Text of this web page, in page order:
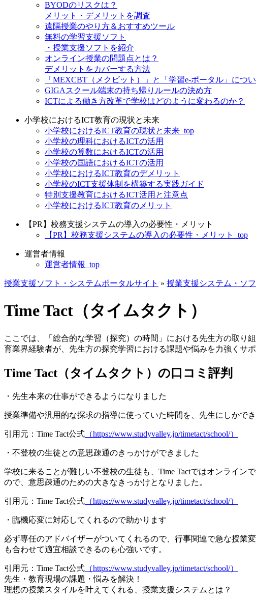
BYODのリスクは？
メリット・デメリットを調査
遠隔授業のやり方＆おすすめツール
無料の学習支援ソフト
・授業支援ソフトを紹介
オンライン授業の問題点とは？
デメリットをカバーする方法
「MEXCBT（メクビット）」と「学習e-ポータル」につ
GIGAスクール端末の持ち帰りルールの決め方
ICTによる働き方改革で学校はどのように変わるのか？
小学校におけるICT教育の現状と未来
小学校におけるICT教育の現状と未来_top
小学校の理科におけるICTの活用
小学校の算数におけるICTの活用
小学校の国語におけるICTの活用
小学校におけるICT教育のデメリット
小学校のICT支援体制を構築する実践ガイド
特別支援教育におけるICT活用と注意点
小学校におけるICT教育のメリット
【PR】校務支援システムの導入の必要性・メリット
【PR】校務支援システムの導入の必要性・メリット_top
運営者情報
運営者情報_top
授業支援ソフト・システムポータルサイト » 授業支援システム・ソ
Time Tact（タイムタクト）
ここでは、「総合的な学習（探究）の時間」における先生方の取り
育業界経験者が、先生方の探究学習における課題や悩みを力強くサポ
Time Tact（タイムタクト）の口コミ評判
・先生本来の仕事ができるようになりました
授業準備や汎用的な探求の指導に使っていた時間を、先生にしかで
引用元：Time Tact公式 （https://www.studyvalley.jp/timetact/school/）
・不登校の生徒との意思疎通のきっかけができました
学校に来ることが難しい不登校の生徒も、Time Tactではオンライ
ので、意思疎通のための大きなきっかけとなりました。
引用元：Time Tact公式 （https://www.studyvalley.jp/timetact/school/）
・臨機応変に対応してくれるので助かります
必ず専任のアドバイザーがついてくれるので、行事関連で急な授業
も合わせて適宜相談できるのも心強いです。
引用元：Time Tact公式 （https://www.studyvalley.jp/timetact/school/）
先生・教育現場の課題・悩みを解決！
理想の授業スタイルを叶えてくれる、授業支援システムとは？